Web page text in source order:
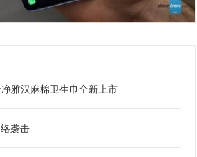
雅汉麻棉卫生巾全新上市
袭击